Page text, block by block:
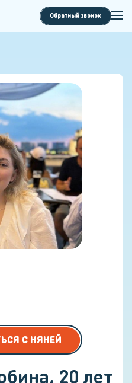
Обратный звонок
С НЯНЕЙ
, 20лет